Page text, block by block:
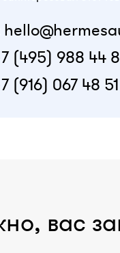
(495) 988 44
(916) 067 48 51
вас